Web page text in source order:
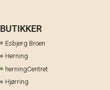
BUTIKKER
Esbjerg Broen
Herning
herningCentret
Hjørring